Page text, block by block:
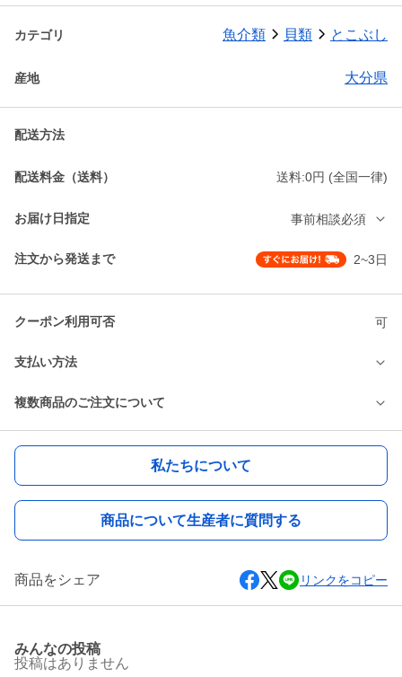
カテゴリ 魚介類 貝類 とこぶし
産地 大分県
配送方法
配送料金（送料） 送料:0円 (全国一律)
お届け日指定 事前相談必須
注文から発送まで 2~3日
クーポン利用可否 可
支払い方法
複数商品のご注文について
私たちについて
商品について生産者に質問する
商品をシェア リンクをコピー
みんなの投稿
投稿はありません